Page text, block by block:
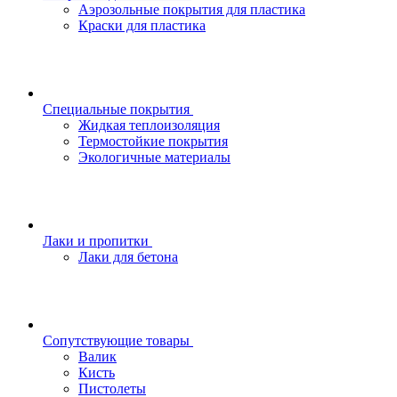
Аэрозольные покрытия для пластика
Краски для пластика
Специальные покрытия
Жидкая теплоизоляция
Термостойкие покрытия
Экологичные материалы
Лаки и пропитки
Лаки для бетона
Сопутствующие товары
Валик
Кисть
Пистолеты